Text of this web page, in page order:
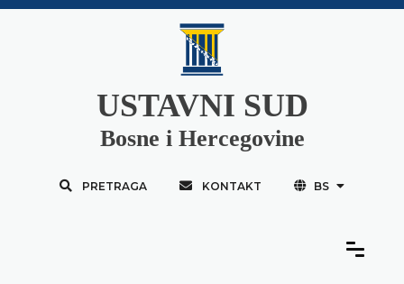
USTAVNI SUD
Bosne i Hercegovine
PRETRAGA KONTAKT BS